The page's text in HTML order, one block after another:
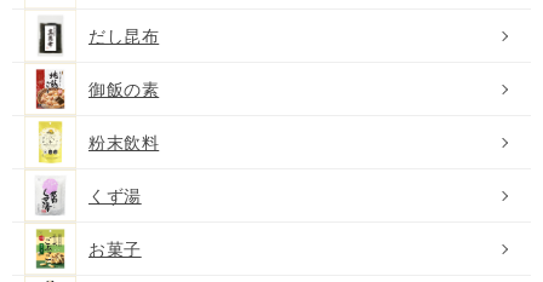
だし昆布
御飯の素
粉末飲料
くず湯
お菓子